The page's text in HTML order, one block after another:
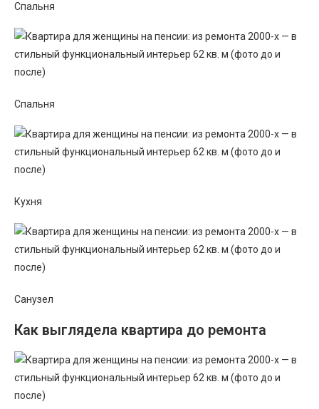
Спальня
Спальня
Кухня
Санузел
Как выглядела квартира до ремонта